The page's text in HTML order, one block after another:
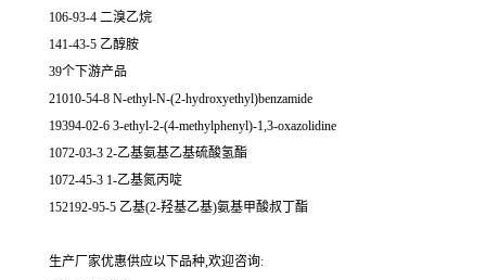
106-93-4 二溴乙烷
141-43-5 乙醇胺
39个下游产品
21010-54-8 N-ethyl-N-(2-hydroxyethyl)benzamide
19394-02-6 3-ethyl-2-(4-methylphenyl)-1,3-oxazolidine
1072-03-3 2-乙基氨基乙基硫酸氢酯
1072-45-3 1-乙基氮丙啶
152192-95-5 乙基(2-羟基乙基)氨基甲酸叔丁酯
生产厂家优惠供应以下品种,欢迎咨询: